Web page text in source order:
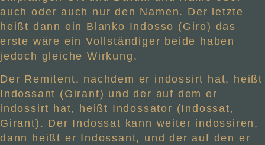
auch oder auch nur den Namen. Der letzte
heißt dann ein Blanko Indosso (Giro) das
erste wäre ein Vollständiger beide haben
jedoch gleiche Wirkung.
Der Remitent, nachdem er indossirt hat, heißt
Indossant (Girant) und der auf dem er
indossirt hat, heißt Indossator (Indossat,
Girant). Der Indossat kann weiter indossiren,
dann heißt er Indossant, und der auf den er